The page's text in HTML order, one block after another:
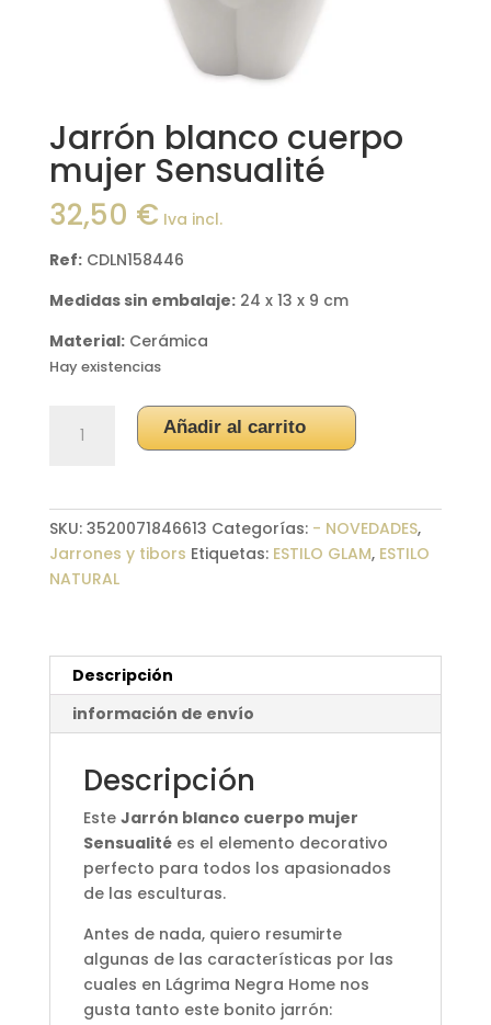
Jarrón blanco cuerpo
mujer Sensualité
32,50 € Iva incl.
Ref:CDLN158446
Medidas sin embalaje:24 x 13 x 9 cm
Material:Cerámica
Hay existencias
blanco
Sensualité
cantidad
Añadir al carrito
SKU: 3520071846613 Categorías: - NOVEDADES,
Jarrones y tibors Etiquetas: ESTILO GLAM, ESTILO
NATURAL
Descripción
información de envío
Descripción
Este Jarrón blanco cuerpo mujer
Sensualitées el elemento decorativo
perfecto para todos los apasionados
de las esculturas.
Antes de nada, quiero resumirte
algunas de las características por las
cuales en Lágrima Negra Home nos
gusta tanto este bonito jarrón: